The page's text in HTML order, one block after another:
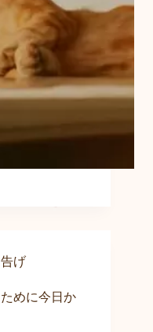
げ
めに今日か